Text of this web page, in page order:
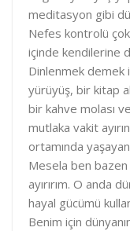
meditasyon gibi
Nefes kontrolü
içinde kendilerine
Dinlenmek demek
yürüyüş, bir kitap
bir kahve molası
mutlaka vakit
ortamında
Mesela ben
ayırırım. O anda
hayal gücümü
Benim için